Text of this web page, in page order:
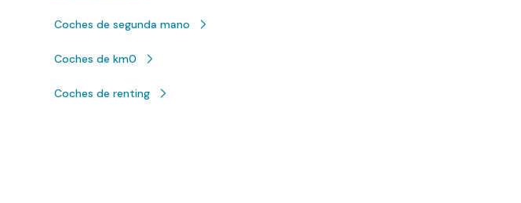
Coches de segunda mano
Coches de km0
Coches de renting